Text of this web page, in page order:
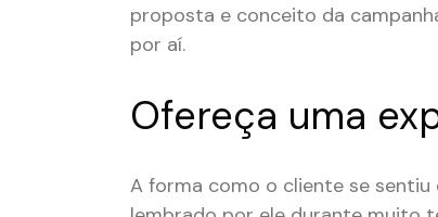
proposta e conceito da
por aí.
Ofereça uma
A forma como o cliente se